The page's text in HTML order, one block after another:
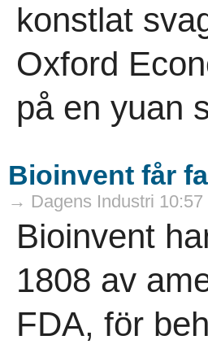
konstlat
Oxford
på en yuan
Bioinvent får
→ Dagens Industri 10:57
Bioinvent
1808 av
FDA, för